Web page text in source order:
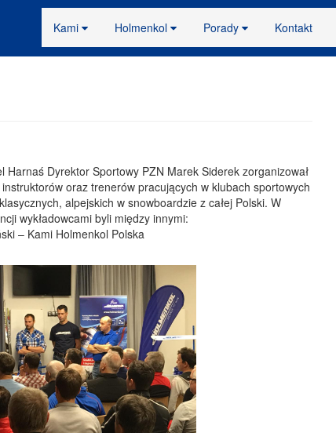
Kami Holmenkol Porady Kontakt
Dyrektor Sportowy PZN Marek Siderek zorganizował
oraz trenerów pracujących w klubach sportowych
alpejskich w snowboardzie z całej Polski. W
wykładowcami byli między innymi:
– Kami Holmenkol Polska